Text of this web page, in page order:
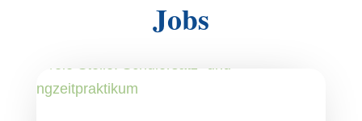
Jobs